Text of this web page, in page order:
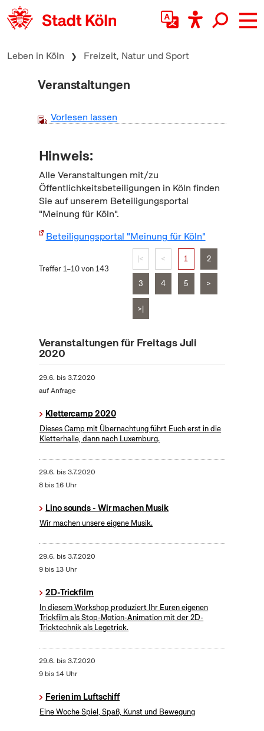
zum Inhalt springen
Leben in Köln Freizeit, Natur und Sport
Veranstaltungen
Vorlesen lassen
Hinweis:
Alle Veranstaltungen mit/zu
Öffentlichkeitsbeteiligungen in Köln finden
Sie auf unserem Beteiligungsportal
"Meinung für Köln".
Beteiligungsportal "Meinung für Köln"
Treffer 1–10 von 143
|< < 1 2
3 4 5 >
>|
Veranstaltungen für Freitags Juli
2020
29.6. bis3.7.2020
auf Anfrage
Klettercamp 2020
Dieses Camp mit Übernachtung führt Euch erst in die
Kletterhalle, dann nach Luxemburg.
29.6. bis3.7.2020
8 bis 16 Uhr
Lino sounds - Wir machen Musik
Wir machen unsere eigene Musik.
29.6. bis3.7.2020
9 bis 13 Uhr
2D-Trickfilm
In diesem Workshop produziert Ihr Euren eigenen
Trickfilm als Stop-Motion-Animation mit der 2D-
Tricktechnik als Legetrick.
29.6. bis3.7.2020
9 bis 14 Uhr
Ferien im Luftschiff
Eine Woche Spiel, Spaß, Kunst und Bewegung